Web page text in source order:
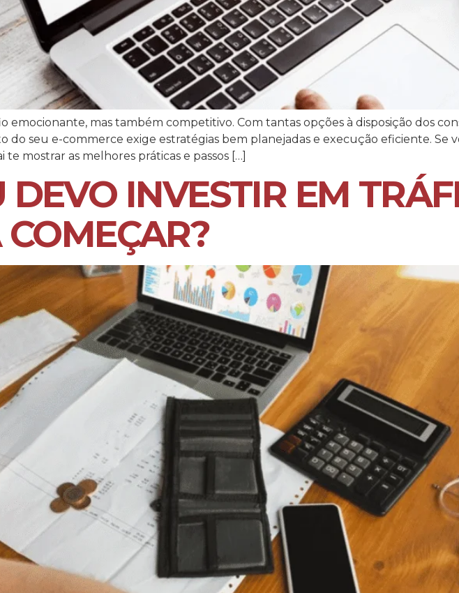
emocionante, mas também competitivo. Com tantas opções à disposição dos
do seu e-commerce exige estratégias bem planejadas e execução eficiente. Se
mostrar as melhores práticas e passos […]
INVESTIR EM